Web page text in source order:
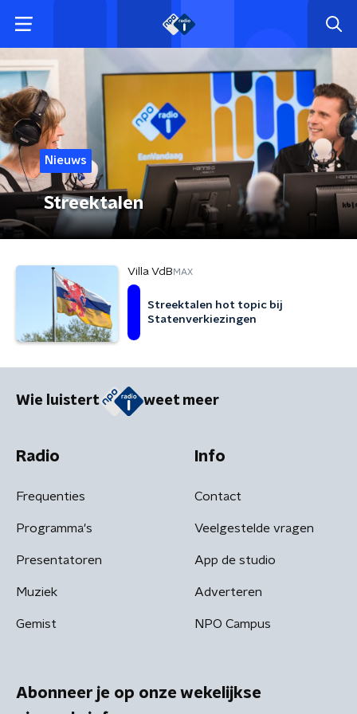
Nieuws
Streektalen
Villa VdB MAX
Streektalen hot topic bij
Statenverkiezingen
Wie luistert weet meer
Radio
Frequenties
Programma's
Presentatoren
Muziek
Gemist
Info
Contact
Veelgestelde vragen
App de studio
Adverteren
NPO Campus
Abonneer je op onze wekelijkse